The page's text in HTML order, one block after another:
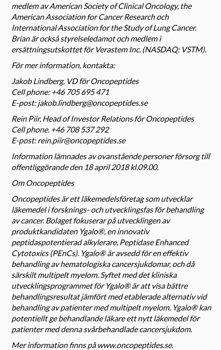
medlem av American Society of Clinical Oncology, the
American Association for Cancer Research och
International Association for the Study of Lung Cancer.
Brian är också styrelseledamot och medlem i
ersättningsutskottet för Verastem Inc. (NASDAQ: VSTM).
För mer information, kontakta:
Jakob Lindberg, VD för Oncopeptides
Cell phone: +46 705 695 471
E-post: jakob.lindberg@oncopeptides.se
Rein Piir, Head of Investor Relations för Oncopeptides
Cell phone. +46 708 537 292
E-post: rein.piir@oncopeptides.se
Information lämnades av ovanstående personer försorg till
offentliggörande den 18 april 2018 kl.09.00.
Om Oncopeptides
Oncopeptides är ett läkemedelsföretag som utvecklar
läkemedel i forsknings- och utvecklingsfas för behandling
av cancer. Bolaget fokuserar på utvecklingen av
produktkandidaten Ygalo®, en innovativ
peptidaspotentierad alkylerare, Peptidase Enhanced
Cytotoxics (PEnCs). Ygalo® är avsedd för en effektiv
behandling av hematologiska cancersjukdomar, och då
särskilt multipelt myelom. Syftet med det kliniska
utvecklingsprogrammet för Ygalo® är att visa bättre
behandlingsresultat jämfört med etablerade alternativ vid
behandling av patienter med multipelt myelom. Ygalo® kan
potentiellt ge behandlande läkare ett nytt läkemedel för
patienter med denna svårbehandlade cancersjukdom.
Mer information finns på www.oncopeptides.se.